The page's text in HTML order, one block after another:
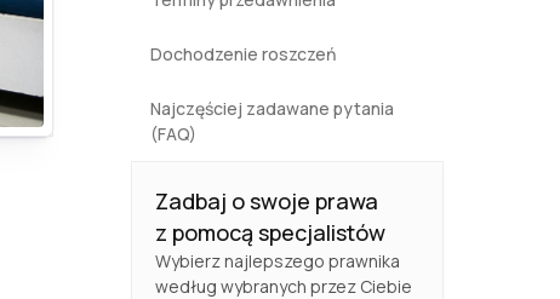
Dochodzenie roszczeń
Najczęściej zadawane pytania
(FAQ)
Zadbaj o swoje prawa
z pomocą specjalistów
Wybierz najlepszego prawnika
według wybranych przez Ciebie